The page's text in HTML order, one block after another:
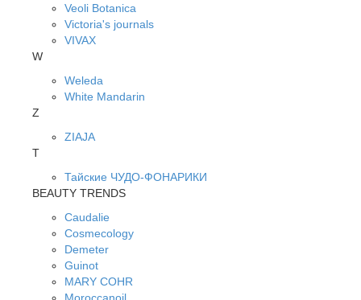
Veoli Botanica
Victoria's journals
VIVAX
W
Weleda
White Mandarin
Z
ZIAJA
Т
Тайские ЧУДО-ФОНАРИКИ
BEAUTY TRENDS
Caudalie
Cosmecology
Demeter
Guinot
MARY COHR